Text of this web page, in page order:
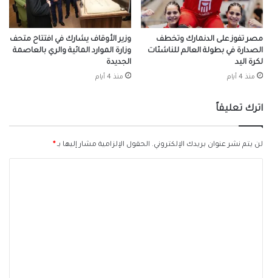
مصر تفوز على الدنمارك وتخطف
الصدارة في بطولة العالم للناشئات
لكرة اليد
منذ 4 أيام
وزير الأوقاف يشارك في افتتاح متحف
وزارة الموارد المائية والري بالعاصمة
الجديدة
منذ 4 أيام
اترك تعليقاً
لن يتم نشر عنوان بريدك الإلكتروني. الحقول الإلزامية مشار إليها بـ*